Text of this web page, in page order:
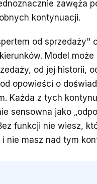
zawęża
kontynuacji.
od sprzedaży"
Model może
od jej historii,
opowieści o
Każda z tych
sensowna jako
funkcji nie wiesz,
nie masz nad tym